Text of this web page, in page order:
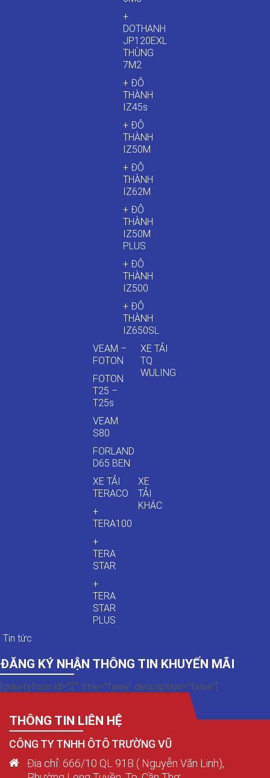
+
DOTHANH
JP120EXL
THÙNG
7M2
+ ĐÔ
THÀNH
IZ45s
+ ĐÔ
THÀNH
IZ50M
+ ĐÔ
THÀNH
IZ62M
+ ĐÔ
THÀNH
IZ50M
PLUS
+ ĐÔ
THÀNH
IZ500
+ ĐÔ
THÀNH
IZ650SL
VEAM –
FOTON
FOTON
T25 –
T25s
VEAM
S80
FORLAND
D65 BEN
XE TẢI
TQ
WULING
XE TẢI
TERACO
+
TERA100
+
TERA
STAR
+
TERA
STAR
PLUS
XE
TẢI
KHÁC
Tin tức
ĐĂNG KÝ NHẬN THÔNG TIN KHUYẾN MÃI
[gravityform id="2" title="false" description="false"]
THÔNG TIN LIÊN HỆ
CÔNG TY TNHH ÔTÔ TRƯỜNG VŨ
Địa chỉ: 666/10 QL 91B ( Nguyễn Văn Linh),